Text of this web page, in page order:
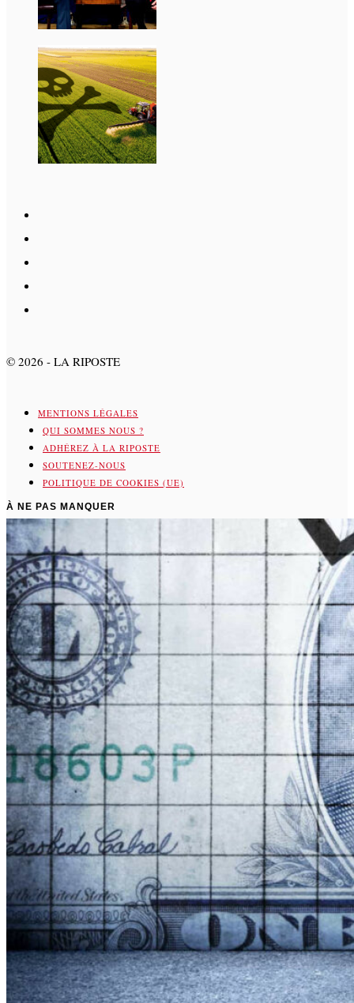
© 2026 - LA RIPOSTE
MENTIONS LÉGALES
QUI SOMMES NOUS ?
ADHÉREZ À LA RIPOSTE
SOUTENEZ-NOUS
POLITIQUE DE COOKIES (UE)
À NE PAS MANQUER